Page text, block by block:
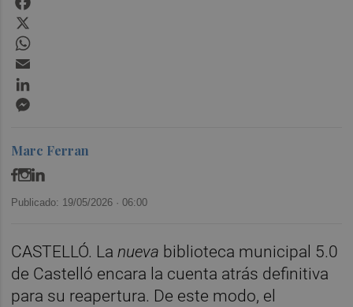
Marc Ferran
Publicado: 19/05/2026 ·06:00
CASTELLÓ. Lanueva biblioteca municipal 5.0
de Castelló encara la cuenta atrás definitiva
para su reapertura. De este modo, el